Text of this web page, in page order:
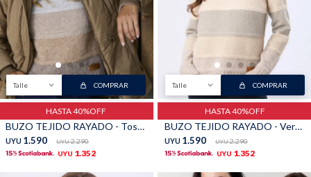
Talle COMPRAR
HASTA 40%OFF
BUZO TEJIDO RAYADO - Tostado
UYU 1.590 UYU 2.290
UYU 1.352
Talle COMPRAR
HASTA 40%OFF
BUZO TEJIDO RAYADO - Verde
UYU 1.590 UYU 2.290
UYU 1.352